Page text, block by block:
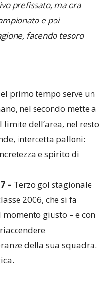
e crescere: non
prefissato, ma ora
e poi
facendo tesoro
primo tempo serve un
nel secondo mette a
dell’area, nel resto
intercetta palloni:
e spirito di
–Terzo gol stagionale
2006, che si fa
giusto – e con
della sua squadra.